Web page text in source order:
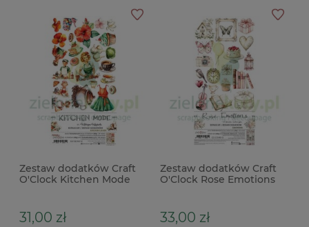
Zestaw dodatków Craft
O'Clock Kitchen Mode
31,00 zł
Zestaw dodatków Craft
O'Clock Rose Emotions
33,00 zł